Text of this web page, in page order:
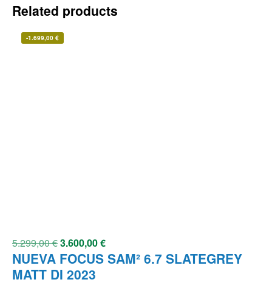
Related products
-1.699,00 €
5.299,00€3.600,00€
NUEVA FOCUS SAM² 6.7 SLATEGREY
MATT DI 2023